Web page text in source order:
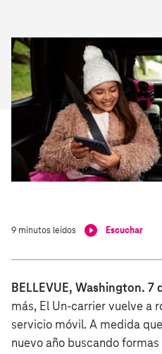
9 minutos leídos Escuchar
BELLEVUE, Washington. 7
más, El Un-carrier vuelve a
servicio móvil. A medida
nuevo año buscando